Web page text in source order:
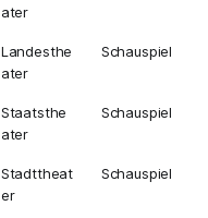
ater
Landesthe
ater
Schauspiel
Staatsthe
ater
Schauspiel
Stadttheat
er
Schauspiel